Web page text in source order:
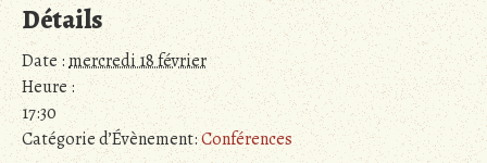
Détails
Date :mercredi 18 février
Heure :
17:30
Catégorie d’Évènement:Conférences